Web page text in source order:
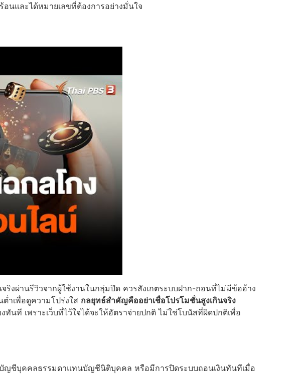
อนและได้หมายเลขที่ต้องการอย่างมั่นใจ
ริงผ่านรีวิวจากผู้ใช้งานในกลุ่มปิด ควรสังเกตระบบฝาก-ถอนที่ไม่มีข้ออ้าง
ำเพื่อดูความโปร่งใส กลยุทธ์สำคัญคืออย่าเชื่อโปรโมชั่นสูงเกินจริง
นที เพราะเว็บที่ไว้ใจได้จะให้อัตราจ่ายปกติ ไม่ใช่โบนัสที่ผิดปกติเพื่อ
ญชีบุคคลธรรมดาแทนบัญชีนิติบุคคล หรือมีการปิดระบบถอนเงินทันทีเมื่อ